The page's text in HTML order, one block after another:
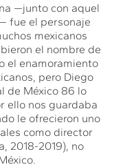
—junto con aquel
fue el personaje
mexicanos
el nombre de
el enamoramiento
pero Diego
de México 86 lo
ello nos guardaba
le ofrecieron uno
como director
2018-2019), no